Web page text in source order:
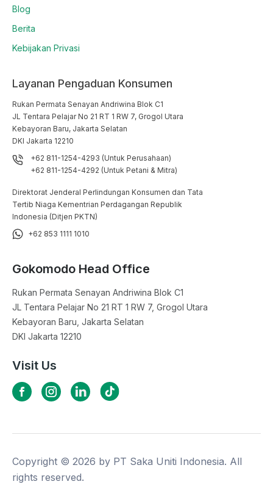
Blog
Berita
Kebijakan Privasi
Layanan Pengaduan Konsumen
Rukan Permata Senayan Andriwina Blok C1
JL Tentara Pelajar No 21 RT 1 RW 7, Grogol Utara
Kebayoran Baru, Jakarta Selatan
DKI Jakarta 12210
+62 811-1254-4293 (Untuk Perusahaan)
+62 811-1254-4292 (Untuk Petani & Mitra)
Direktorat Jenderal Perlindungan Konsumen dan Tata
Tertib Niaga Kementrian Perdagangan Republik
Indonesia (Ditjen PKTN)
+62 853 1111 1010
Gokomodo Head Office
Rukan Permata Senayan Andriwina Blok C1
JL Tentara Pelajar No 21 RT 1 RW 7, Grogol Utara
Kebayoran Baru, Jakarta Selatan
DKI Jakarta 12210
Visit Us
Copyright © 2026 by PT Saka Uniti Indonesia. All
rights reserved.